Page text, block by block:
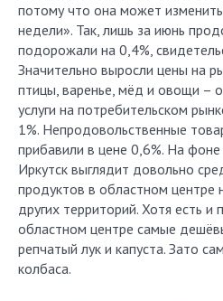
потому что она может
недели». Так, лишь за июнь
подорожали на 0,4%,
Значительно выросли цены на
птицы, варенье, мёд и овощи –
услуги на потребительском
1%. Непродовольственные
прибавили в цене 0,6%. На
Иркутск выглядит довольно
продуктов в областном центре
других территорий. Хотя есть и
областном центре самые
репчатый лук и капуста. Зато
колбаса.